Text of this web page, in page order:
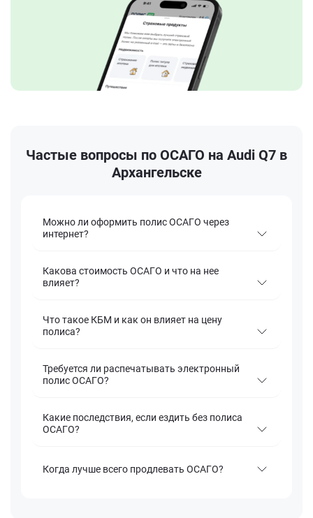
Частые вопросы по ОСАГО на Audi Q7 в
Архангельске
Можно ли оформить полис ОСАГО через
интернет?
Какова стоимость ОСАГО и что на нее
влияет?
Что такое КБМ и как он влияет на цену
полиса?
Требуется ли распечатывать электронный
полис ОСАГО?
Какие последствия, если ездить без полиса
ОСАГО?
Когда лучше всего продлевать ОСАГО?